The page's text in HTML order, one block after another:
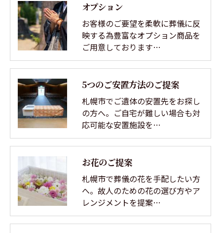
オプション
お客様のご要望を柔軟に葬儀に反
映する為豊富なオプション商品を
ご用意しております…
5つのご安置方法のご提案
札幌市でご遺体の安置先をお探し
の方へ。ご自宅が難しい場合も対
応可能な安置施設を…
お花のご提案
札幌市で葬儀の花を手配したい方
へ。故人のための花の選び方やア
レンジメントを提案…